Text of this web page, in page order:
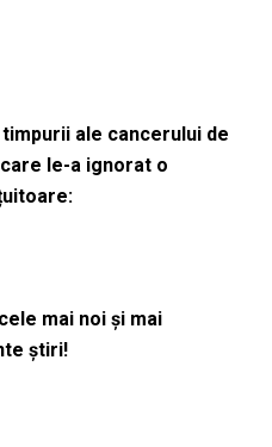
ale cancerului de
le-a ignorat o
mai noi și mai
știri!